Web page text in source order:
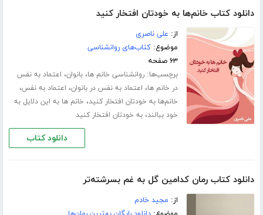
دانلود کتاب خانم‌ها به خودتان افتخار کنید
از: علی ناصری
موضوع:کتاب‌های روانشناسی
۶۳ صفحه
برچسب‌ها:روانشناسی خانم ها،بانوان، اعتماد به نفس
در خانم ها، اعتماد به نفس در بانوان، اعتماد به نفس،
خانم‌ها به خودتان افتخار کنید، خانم ها به این دلایل به
خود ببالند،به خودتان افتخار کنید
دانلود کتاب
دانلود کتاب رمان کدامین گل به غم بسرشته‌تر
از: مجید خادم